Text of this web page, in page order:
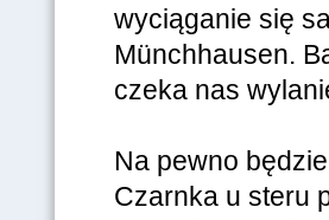
wyciąganie się
Münchhausen.
czeka nas
Na pewno
Czarnka u steru